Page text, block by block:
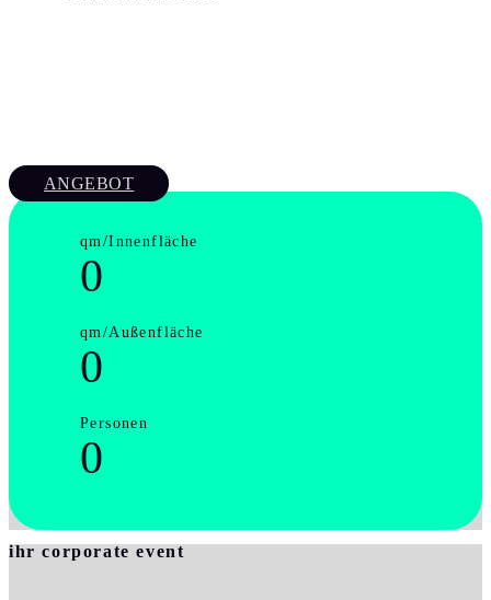
ANGEBOT
qm/Innenfläche
0
qm/Außenfläche
0
Personen
0
ihr corporate event